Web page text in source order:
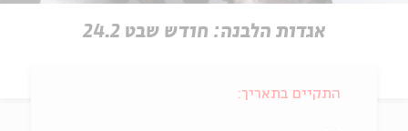
אגדות הלבנה: חודש שבט 24.2
התקיים בתאריך: